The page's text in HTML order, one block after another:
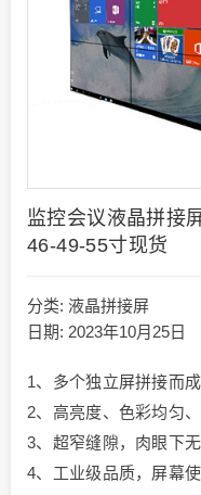
监控会议液晶拼接
46-49-55寸现货
分类: 液晶拼接屏
日期: 2023年10月25日
1、多个独立屏拼接而
2、高亮度、色彩均匀
3、超窄缝隙，肉眼下
4、工业级品质，屏幕使